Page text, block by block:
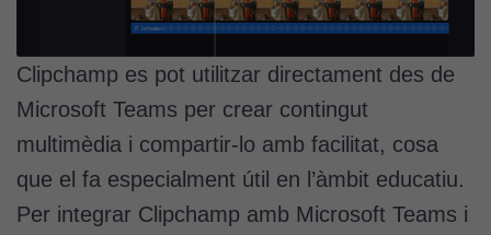
Clipchamp es pot utilitzar directament des de
Microsoft Teams per crear contingut
multimèdia i compartir-lo amb facilitat, cosa
que el fa especialment útil en l’àmbit educatiu.
Per integrar Clipchamp amb Microsoft Teams i